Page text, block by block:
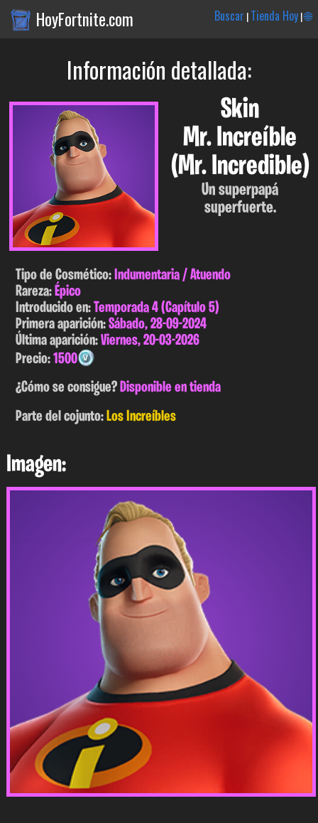
HoyFortnite.com Buscar |Tienda Hoy|🌐
Información detallada:
Skin
Mr. Increíble
(Mr. Incredible)
Un superpapá
superfuerte.
Tipo de Cosmético:Indumentaria / Atuendo
Rareza:Épico
Introducido en:Temporada 4 (Capítulo 5)
Primera aparición:Sábado, 28-09-2024
Última aparición:Viernes, 20-03-2026
Precio:1500
¿Cómo se consigue?Disponible en tienda
Parte del cojunto:Los Increíbles
Imagen: